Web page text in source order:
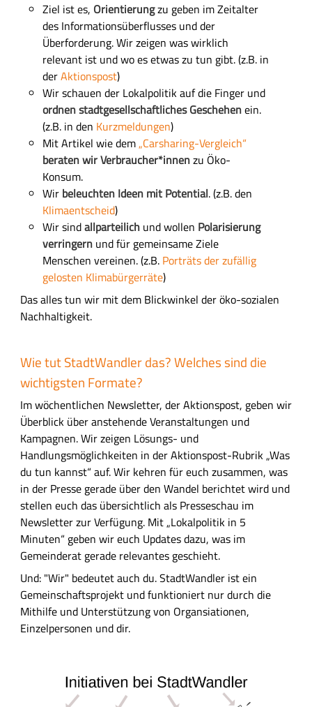
Ziel ist es, Orientierungzu geben im Zeitalter
des Informationsüberflusses und der
Überforderung. Wir zeigen was wirklich
relevant ist und wo es etwas zu tun gibt. (z.B. in
derAktionspost)
Wir schauen der Lokalpolitik auf die Finger und
ordnen stadtgesellschaftliches Geschehenein.
(z.B. in den Kurzmeldungen)
Mit Artikel wie dem„Carsharing-Vergleich“
beraten wir Verbraucher*innenzu Öko-
Konsum.
Wirbeleuchten Ideen mit Potential. (z.B. den
Klimaentscheid)
Wir sindallparteilichund wollen Polarisierung
verringernund für gemeinsame Ziele
Menschen vereinen. (z.B. Porträts der zufällig
gelosten Klimabürgerräte)
Das alles tun wir mit dem Blickwinkel der öko-sozialen
Nachhaltigkeit.
Wie tut StadtWandler das? Welches sind die
wichtigsten Formate?
Im wöchentlichen Newsletter, der Aktionspost, geben wir
Überblick über anstehende Veranstaltungen und
Kampagnen. Wir zeigen Lösungs- und
Handlungsmöglichkeiten in der Aktionspost-Rubrik „Was
du tun kannst“ auf. Wir kehren für euch zusammen, was
in der Presse gerade über den Wandel berichtet wird und
stellen euch das übersichtlich als Presseschau im
Newsletter zur Verfügung. Mit „Lokalpolitik in 5
Minuten“ geben wir euch Updates dazu, was im
Gemeinderat gerade relevantes geschieht.
Und: "Wir" bedeutet auch du. StadtWandler ist ein
Gemeinschaftsprojekt und funktioniert nur durch die
Mithilfe und Unterstützung von Organsiationen,
Einzelpersonen und dir.